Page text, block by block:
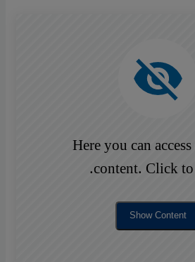
Here you can
content. Click
Show Content